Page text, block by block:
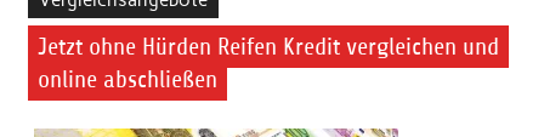
Jetzt ohne Hürden Reifen Kredit vergleichen und
online abschließen